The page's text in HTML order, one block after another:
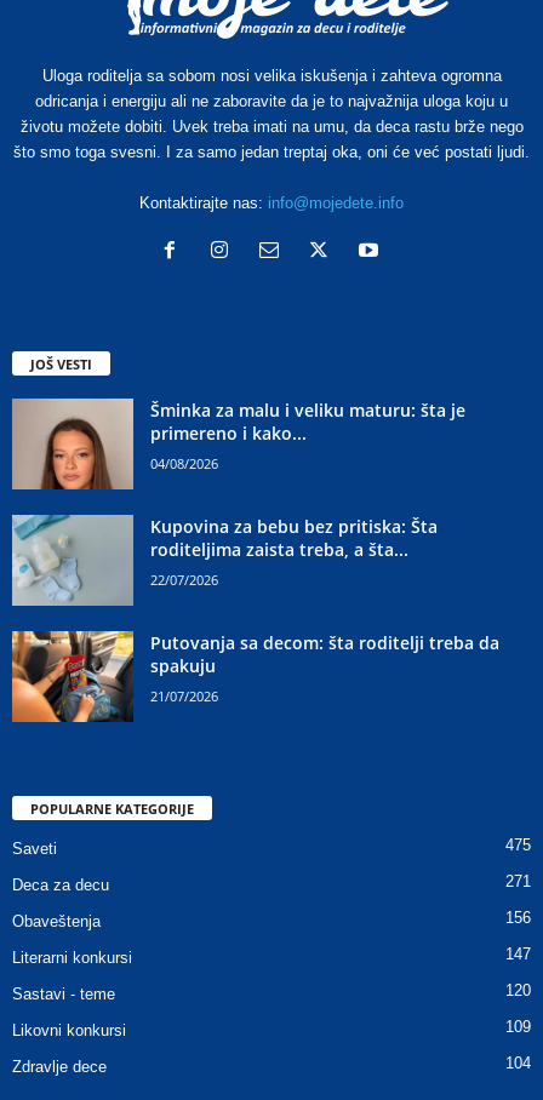
Uloga roditelja sa sobom nosi velika iskušenja i zahteva ogromna
odricanja i energiju ali ne zaboravite da je to najvažnija uloga koju u
životu možete dobiti. Uvek treba imati na umu, da deca rastu brže nego
što smo toga svesni. I za samo jedan treptaj oka, oni će već postati ljudi.
Kontaktirajte nas: info@mojedete.info
JOŠ VESTI
Šminka za malu i veliku maturu: šta je
primereno i kako...
04/08/2026
Kupovina za bebu bez pritiska: Šta
roditeljima zaista treba, a šta...
22/07/2026
Putovanja sa decom: šta roditelji treba da
spakuju
21/07/2026
POPULARNE KATEGORIJE
Saveti 475
Deca za decu 271
Obaveštenja 156
Literarni konkursi 147
Sastavi - teme 120
Likovni konkursi 109
Zdravlje dece 104